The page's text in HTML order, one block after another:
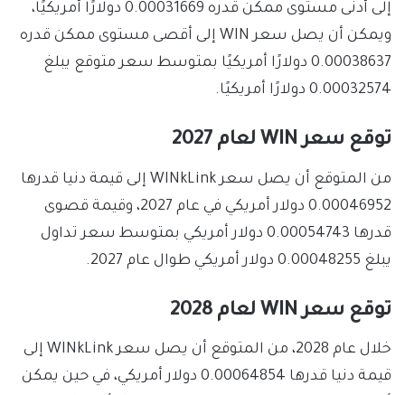
إلى أدنى مستوى ممكن قدره 0.00031669 دولارًا أمريكيًا،
ويمكن أن يصل سعر WIN إلى أقصى مستوى ممكن قدره
0.00038637 دولارًا أمريكيًا بمتوسط ​​سعر متوقع يبلغ
0.00032574 دولارًا أمريكيًا.
توقع سعر WIN لعام 2027
من المتوقع أن يصل سعر WINkLink إلى قيمة دنيا قدرها
0.00046952 دولار أمريكي في عام 2027، وقيمة قصوى
قدرها 0.00054743 دولار أمريكي بمتوسط ​​سعر تداول
يبلغ 0.00048255 دولار أمريكي طوال عام 2027.
توقع سعر WIN لعام 2028
خلال عام 2028، من المتوقع أن يصل سعر WINkLink إلى
قيمة دنيا قدرها 0.00064854 دولار أمريكي، في حين يمكن